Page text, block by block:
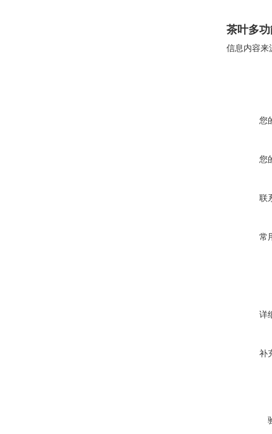
茶叶多
信息内容来
您
您
联
常
详
补